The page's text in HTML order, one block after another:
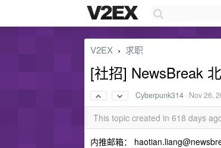
V2EX › 求职
[社招] NewsBreak
Cyberpunk314 · Nov 26,
This topic created in 618 days
内推邮箱：